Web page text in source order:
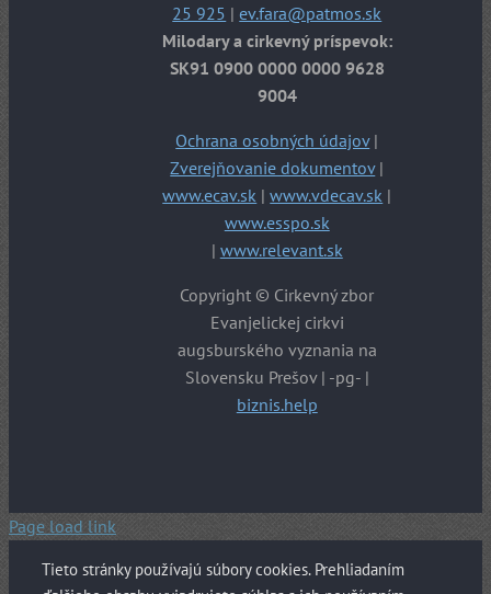
25 925 |ev.fara@patmos.sk
Milodary a cirkevný príspevok:
SK91 0900 0000 0000 9628
9004
Ochrana osobných údajov|
Zverejňovanie dokumentov|
www.ecav.sk |www.vdecav.sk |
www.esspo.sk
| www.relevant.sk
Copyright © Cirkevný zbor
Evanjelickej cirkvi
augsburského vyznania na
Slovensku Prešov | -pg- |
biznis.help
Page load link
Tieto stránky používajú súbory cookies. Prehliadaním